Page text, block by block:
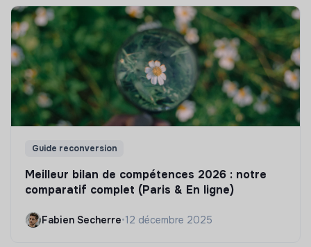
Guide reconversion
Meilleur bilan de compétences 2026 : notre
comparatif complet (Paris & En ligne)
Fabien Secherre•12 décembre 2025